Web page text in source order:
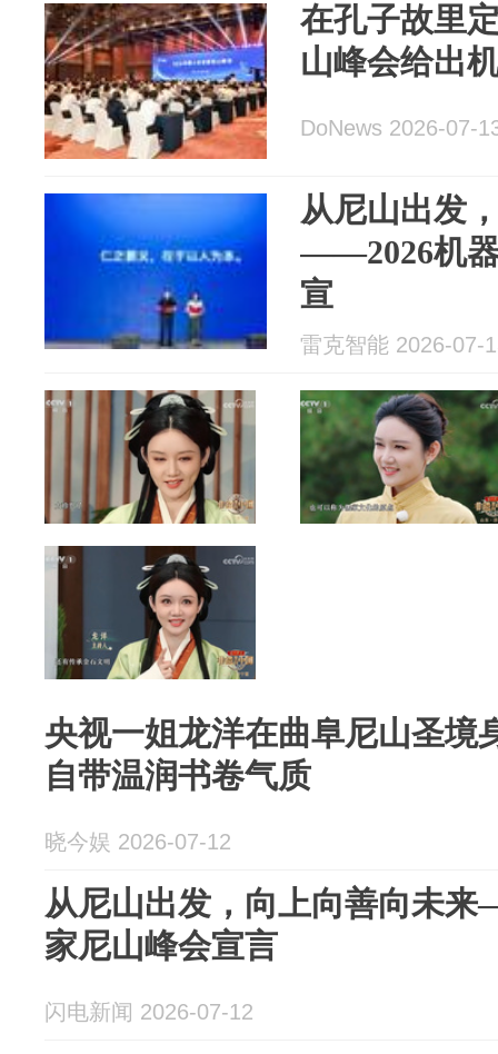
在孔子故里
山峰会给出
DoNews 2026-07-
从尼山出发
——2026机器
宣
雷克智能 2026-07-
央视一姐龙洋在曲阜尼山圣境
自带温润书卷气质
晓今娱 2026-07-12
从尼山出发，向上向善向未
家尼山峰会宣言
闪电新闻 2026-07-12